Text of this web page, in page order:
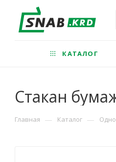
КАТАЛОГ
Стакан
Главная — Каталог —